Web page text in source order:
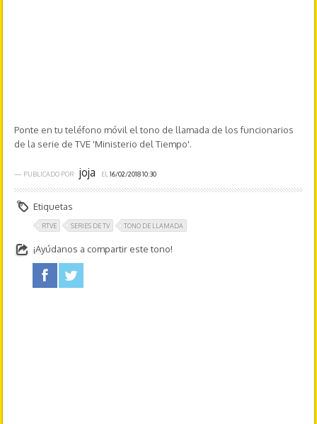
Ponte en tu teléfono móvil el tono de llamada de los funcionarios
de la serie de TVE 'Ministerio del Tiempo'.
— PUBLICADO POR joja EL16/02/2018 10:30
Etiquetas
RTVE SERIES DE TV TONO DE LLAMADA
¡Ayúdanos a compartir este tono!